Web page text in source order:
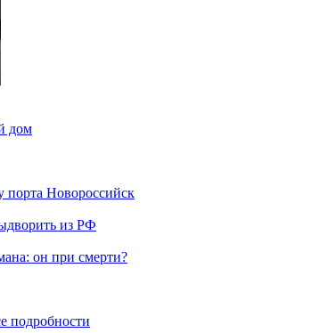
дом
порта Новороссийск
из РФ
он при смерти?
подробности